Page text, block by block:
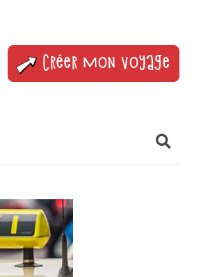
Créer mon voyage